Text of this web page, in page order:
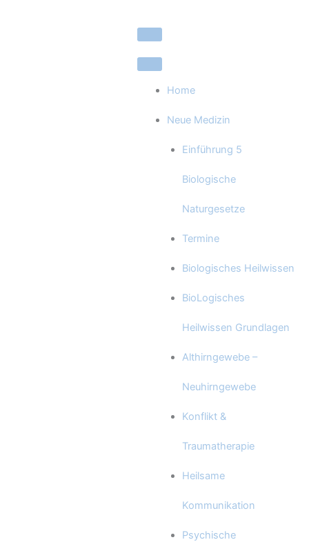
Home
Neue Medizin
Einführung 5
Biologische
Naturgesetze
Termine
Biologisches Heilwissen
BioLogisches
Heilwissen Grundlagen
Althirngewebe –
Neuhirngewebe
Konflikt &
Traumatherapie
Heilsame
Kommunikation
Psychische